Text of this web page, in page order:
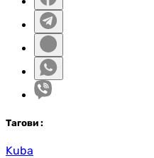
Тагови :
Kuba